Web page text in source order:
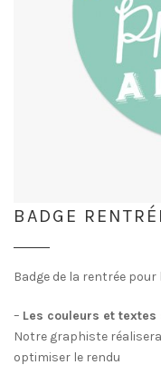
BADGE
Badge de la rentrée
– Les couleurs et
Notre graphiste
optimiser le rendu